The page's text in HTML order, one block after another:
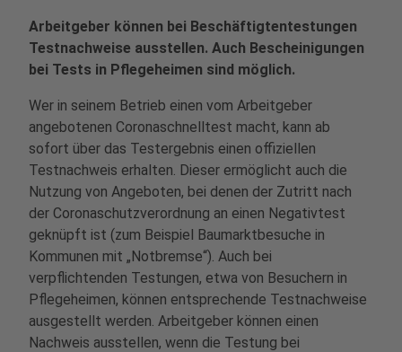
Arbeitgeber können bei Beschäftigtentestungen
Testnachweise ausstellen. Auch Bescheinigungen
bei Tests in Pflegeheimen sind möglich.
Wer in seinem Betrieb einen vom Arbeitgeber
angebotenen Coronaschnelltest macht, kann ab
sofort über das Testergebnis einen offiziellen
Testnachweis erhalten. Dieser ermöglicht auch die
Nutzung von Angeboten, bei denen der Zutritt nach
der Coronaschutzverordnung an einen Negativtest
geknüpft ist (zum Beispiel Baumarktbesuche in
Kommunen mit „Notbremse“). Auch bei
verpflichtenden Testungen, etwa von Besuchern in
Pflegeheimen, können entsprechende Testnachweise
ausgestellt werden. Arbeitgeber können einen
Nachweis ausstellen, wenn die Testung bei